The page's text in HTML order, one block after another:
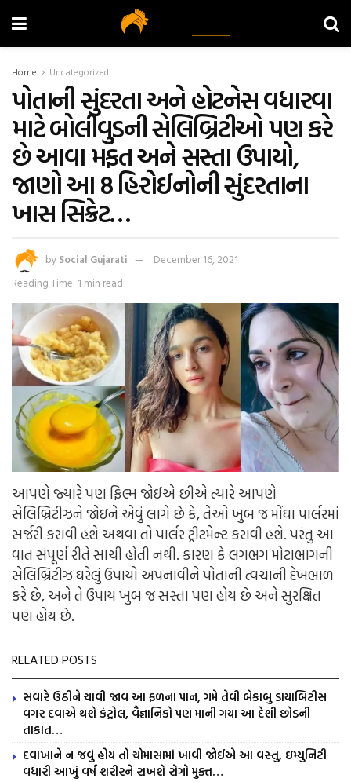
Home Uncategorized
પોતાની સુંદરતા અને હોટનેસ વધારવા
માટે બોલીવુડની સેલિબ્રિટીઓ પણ કરે
છે આવા મફત અને સસ્તા ઉપાયો,
જાણો આ 8 હિરોઈનોની સુંદરતાના
ખાસ સિક્રેટ…
by Social Gujarati
December 16, 2021
Reading Time: 1 min read
આપણે જ્યારે પણ ફિલ્મ જોઈએ છીએ ત્યારે આપણે
સેલિબ્રિટીઝને જોઇને એવું લાગે છે કે, તેઓ ખુબ જ મોંઘા પાર્લરમાં
સર્જરી કરાવી હશે અથવા તો પાર્લર ટ્રીટમેન્ટ કરાવી હશે. પરંતુ આ
વાત સંપૂર્ણ રીતે સાચી હોતી નથી. કારણ કે લગભગ મોટાભાગની
સેલિબ્રિટીઝ ઘરેલું ઉપાયો અપનાવીને પોતાની ત્વચાની દેખભાળ
કરે છે, અને તે ઉપાય ખુબ જ સસ્તા પણ હોય છે અને સુરક્ષિત
પણ હોય છે.
RELATED POSTS
સવારે ઉઠીને ચાવી જાવ આ ફળના પાન, ગમે તેવી બેકાબુ ડાયાબિટીસ
વગર દવાએ થશે કંટ્રોલ, વૈજ્ઞાનિકો પણ માની ગયા આ દેશી છોડની
તાકાત…
દવાખાને ન જવું હોય તો ચોમાસામાં ખાવી જોઈએ આ વસ્તુ, ઇમ્યુનિટી
વધારી આખું વર્ષ શરીરને રાખશે રોગો મુક્ત…